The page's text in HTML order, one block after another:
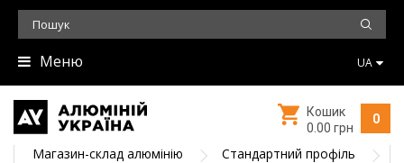
Меню UA
0
Кошик
0.00 грн
Магазин-склад алюмінію
Стандартний профіль